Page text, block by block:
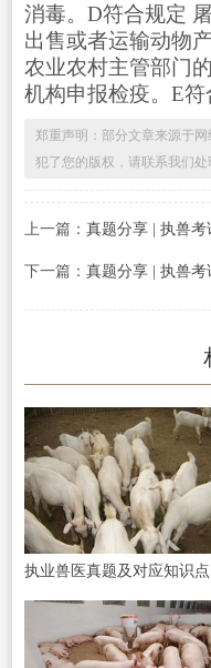
消毒。D符合规定
出售或者运输动物
农业农村主管部门
机构申报检疫。E符
郑重声明：部分文章来源于
犯了您的版权，请联系我们处
上一篇： 真题分享 | 执兽
下一篇： 真题分享 | 执兽考